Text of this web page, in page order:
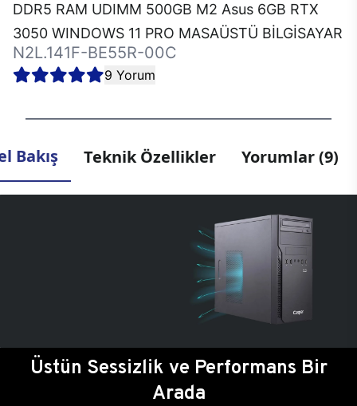
DDR5 RAM UDIMM 500GB M2 Asus 6GB RTX
3050 WINDOWS 11 PRO MASAÜSTÜ BİLGİSAYAR
N2L.141F-BE55R-00C
9 Yorum
Bakış Teknik Özellikler Yorumlar (9)
Üstün Sessizlik ve Performans Bir
Arada